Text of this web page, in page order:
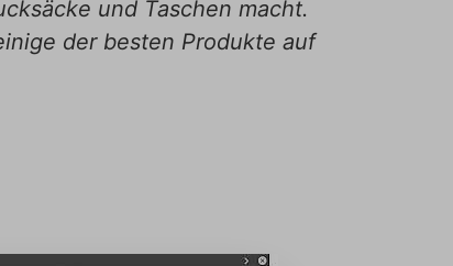
und Taschen macht.
der besten Produkte auf